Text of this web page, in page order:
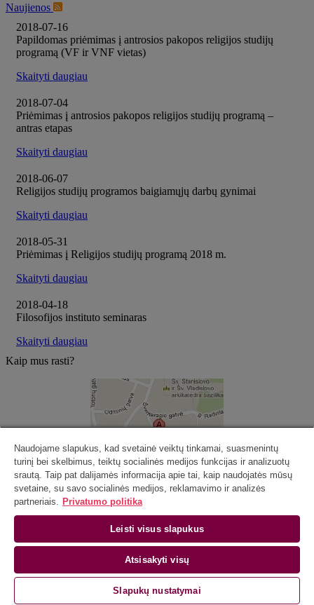
Naujienos
2018-07-16
Papildomas priėmimas į antrosios pakopos religijos studijų
programą (VF ir VNF vietas)
Skaityti daugiau
2018-07-04
Priėmimas į antrosios pakopos religijos studijų programą –
antras etapas
Skaityti daugiau
2018-06-07
Religijos studijų programos baigiamųjų darbų gynimai
Skaityti daugiau
2018-05-31
Priėmimas į Religijos studijų programą 2018 m.
Skaityti daugiau
2018-04-18
Filosofijos instituto seminaras
Skaityti daugiau
Kaip mus rasti?
Universiteto g. 9/1, 105k., Vilnius
Tel. +370 5 268 7189
Vilniaus universitetoKontinentinės filosofijos ir religijos studijų
katedra | Universiteto g. 9/1, 104, 105 kab., Vilnius, 01513
| Tel. +370 5 268 7189
Tinklalapio administratorius
Naudojame slapukus, kad svetainė veiktų tinkamai, suasmenintų
turinį bei skelbimus, teiktų socialinės medijos funkcijas ir analizuotų
srautą. Taip pat dalijamės informacija apie tai, kaip naudojatės mūsų
svetaine, su savo socialinės medijos, reklamavimo ir analizės
partneriais. Privatumo politika
Leisti visus slapukus
Atsisakyti visų
Slapukų nustatymai